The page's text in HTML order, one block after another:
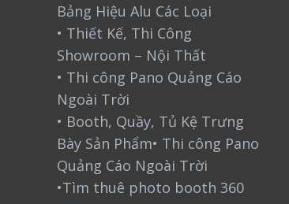
Bảng Hiệu Alu Các Loại
• Thiết Kế, Thi Công
Showroom – Nội Thất
• Thi công Pano Quảng Cáo
Ngoài Trời
• Booth, Quầy, Tủ Kệ Trưng
Bày Sản Phẩm• Thi công Pano
Quảng Cáo Ngoài Trời
•Tìm thuê photo booth 360